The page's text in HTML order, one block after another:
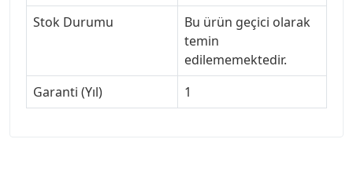
Stok Durumu
Bu ürün geçici olarak
temin
edilememektedir.
Garanti (Yıl)
1